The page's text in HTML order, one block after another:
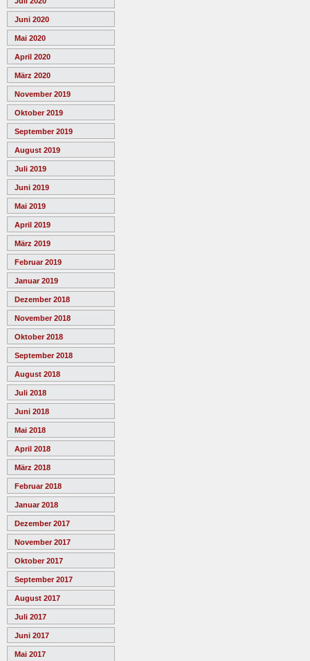
Juni 2020
Mai 2020
April 2020
März 2020
November 2019
Oktober 2019
September 2019
August 2019
Juli 2019
Juni 2019
Mai 2019
April 2019
März 2019
Februar 2019
Januar 2019
Dezember 2018
November 2018
Oktober 2018
September 2018
August 2018
Juli 2018
Juni 2018
Mai 2018
April 2018
März 2018
Februar 2018
Januar 2018
Dezember 2017
November 2017
Oktober 2017
September 2017
August 2017
Juli 2017
Juni 2017
Mai 2017